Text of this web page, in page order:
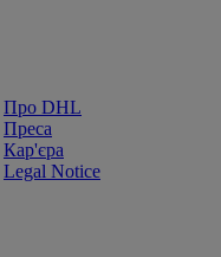
Про DHL
Преса
Кар'єра
Legal Notice